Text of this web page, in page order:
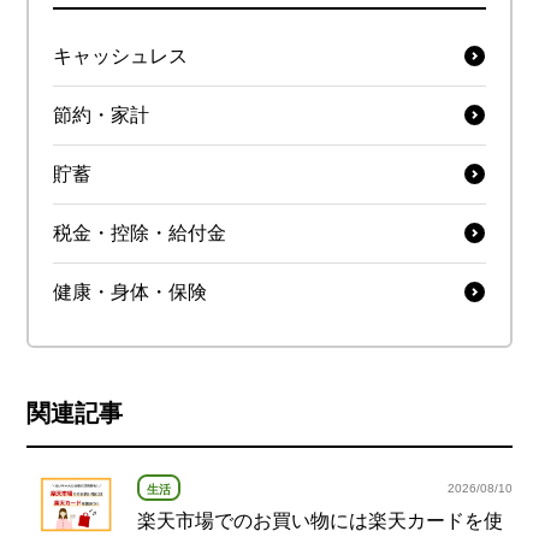
キャッシュレス
節約・家計
貯蓄
税金・控除・給付金
健康・身体・保険
関連記事
生活 2026/08/10
楽天市場でのお買い物には楽天カードを使